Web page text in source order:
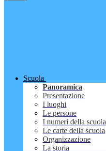
Scuola
Panoramica
Presentazione
I luoghi
Le persone
I numeri della scuola
Le carte della scuola
Organizzazione
La storia